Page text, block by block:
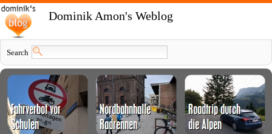
Dominik Amon's Weblog
Search